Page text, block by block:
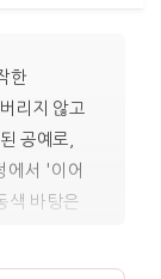
한
리지 않고
공예로,
에서 '이어
색 바탕은
연스럽게